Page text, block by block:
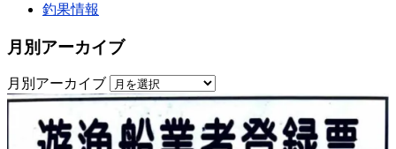
釣果情報
月別アーカイブ
月別アーカイブ